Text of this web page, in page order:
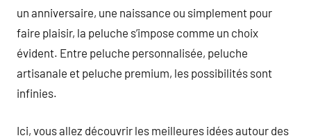
un anniversaire, une naissance ou simplement pour
faire plaisir, la peluche s’impose comme un choix
évident. Entre peluche personnalisée, peluche
artisanale et peluche premium, les possibilités sont
infinies.
Ici, vous allez découvrir les meilleures idées autour des